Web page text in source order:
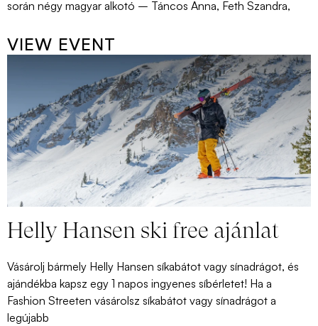
során négy magyar alkotó – Táncos Anna, Feth Szandra,
VIEW EVENT
Helly Hansen ski free ajánlat
Vásárolj bármely Helly Hansen síkabátot vagy sínadrágot, és
ajándékba kapsz egy 1 napos ingyenes síbérletet! Ha a
Fashion Streeten vásárolsz síkabátot vagy sínadrágot a
legújabb